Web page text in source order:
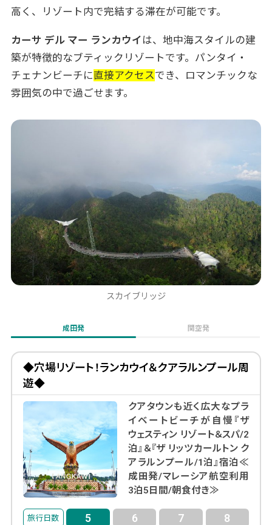
高く、リゾート内で完結する滞在が可能です。
カーサ デル マー ランカウイ は、地中海スタイルの建
築が特徴的なブティックリゾートです。パンタイ・
チェナンビーチに直接アクセスでき、ロマンチックな
雰囲気の中で過ごせます。
スカイブリッジ
成田発 関空発
◆穴場リゾート！ランカウイ＆クアラルンプール周
遊◆
クアタウンも近く広大なプラ
イベートビーチが自慢『ザ
ウェスティン リゾート＆スパ/2
泊』＆『ザ リッツカールトン ク
アラルンプール/1泊』宿泊≪
成田発/マレーシア航空利用
3泊5日間/朝食付き≫
5 6 7 8